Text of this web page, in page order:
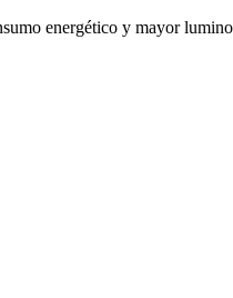
energético y mayor